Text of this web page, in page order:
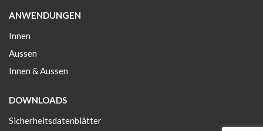
ANWENDUNGEN
Innen
Aussen
Innen & Aussen
DOWNLOADS
Sicherheitsdatenblätter